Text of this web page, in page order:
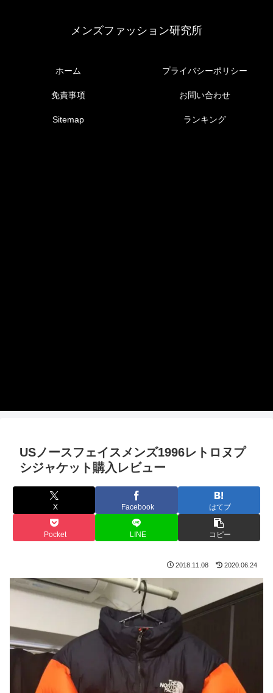
メンズファッション研究所
ホーム プライバシーポリシー
免責事項 お問い合わせ
Sitemap ランキング
USノースフェイスメンズ1996レトロヌプ
シジャケット購入レビュー
X Facebook はてブ
Pocket LINE コピー
2018.11.08 2020.06.24